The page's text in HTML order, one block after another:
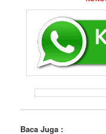
Baca Juga :